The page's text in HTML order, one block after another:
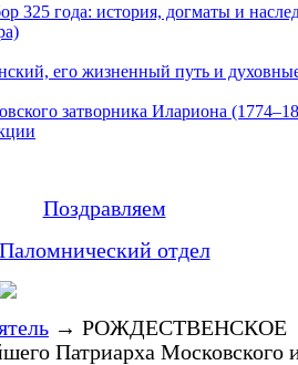
325 года: история, догматы и
его жизненный путь и
затворника Илариона
Поздравляем
Паломнический отдел
→ РОЖДЕСТВЕНСКОЕ
Патриарха Московского